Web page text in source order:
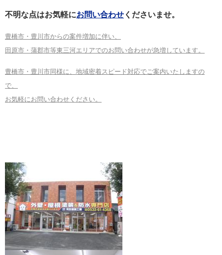
不明な点はお気軽にお問い合わせ くださいませ。
豊橋市・豊川市からの案件増加に伴い、
田原市・蒲郡市等東三河エリアでのお問い合わせが急増しています。
豊橋市・豊川市同様に、地域密着スピード対応でご案内いたしますの
で、
お気軽にお問い合わせください。